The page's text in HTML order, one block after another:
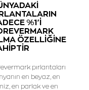
%1'İ
ÖZELLİĞİNE
pırlantaları
en beyaz, en
en parlak ve en